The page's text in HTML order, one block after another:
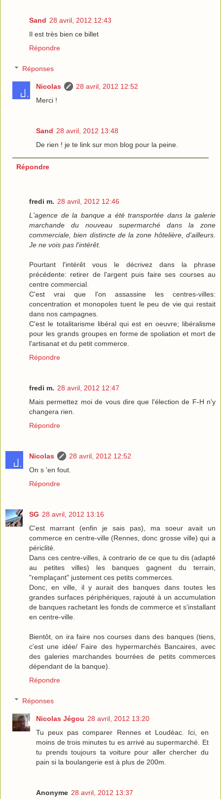
Sand 28 avril, 2012 12:43
Il est très bien ce billet
Répondre
Réponses
Nicolas
28 avril, 2012 12:52
Merci !
Sand 28 avril, 2012 13:48
De rien ! je te link sur mon blog pour la peine.
Répondre
fredi m. 28 avril, 2012 12:46
L'agence de la banque a été transportée dans la galerie
marchande du nouveau supermarché dans la zone
commerciale, bien distincte de la zone hôtelière, d'ailleurs.
Je ne vois pas l'intérêt.
Pourtant l'intérêt vous le décrivez dans la phrase
précédente: retirer de l'argent puis faire ses courses au
centre commercial.
C'est vrai que l'on assassine les centres-villes:
concentration et monopoles tuent le peu de vie qui restait
dans nos campagnes.
C'est le totalitarisme libéral qui est en oeuvre; libéralisme
pour les grands groupes en forme de spoliation et mort de
l'artisanat et du petit commerce.
Répondre
fredi m. 28 avril, 2012 12:47
Mais permettez moi de vous dire que l'élection de F-H n'y
changera rien.
Répondre
Nicolas
28 avril, 2012 12:52
On s 'en fout.
Répondre
SG 28 avril, 2012 13:16
C'est marrant (enfin je sais pas), ma soeur avait un
commerce en centre-ville (Rennes, donc grosse ville) qui a
périclité.
Dans ces centre-villes, à contrario de ce que tu dis (adapté
au petites villes) les banques gagnent du terrain,
"remplaçant" justement ces petits commerces.
Donc, en ville, il y aurait des banques dans toutes les
grandes surfaces périphériques, rajouté à un accumulation
de banques rachetant les fonds de commerce et s'installant
en centre-ville.
Bientôt, on ira faire nos courses dans des banques (tiens,
c'est une idée/ Faire des hypermarchés Bancaires, avec
des galeries marchandes bourrées de petits commerces
dépendant de la banque).
Répondre
Réponses
Nicolas Jégou 28 avril, 2012 13:20
Tu peux pas comparer Rennes et Loudéac. Ici, en
moins de trois minutes tu es arrivé au supermarché. Et
tu prends toujours ta voiture pour aller chercher du
pain si la boulangerie est à plus de 200m.
Anonyme 28 avril, 2012 13:37